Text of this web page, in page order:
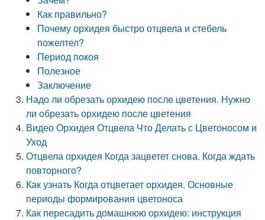
Как правильно?
Почему орхидея быстро отцвела и стебель
пожелтел?
Период покоя
Полезное
Заключение
Надо ли обрезать орхидею после цветения. Нужно
ли обрезать орхидею после цветения
Видео Орхидея Отцвела Что Делать с Цветоносом и
Уход
Отцвела орхидея Когда зацветет снова. Когда ждать
повторного?
Как узнать Когда отцветает орхидея. Основные
периоды формирования цветоноса
Как пересадить домашнюю орхидею: инструкция